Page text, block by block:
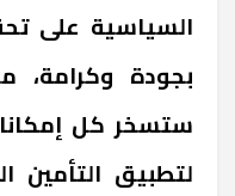
السياسية على
بجودة وكرامة،
ستسخر كل
لتطبيق